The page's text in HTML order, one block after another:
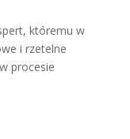
któremu w
i rzetelne
procesie